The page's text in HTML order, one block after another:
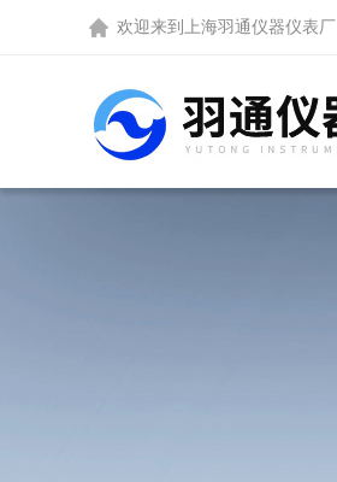
欢迎来到 上海羽通仪器仪表厂